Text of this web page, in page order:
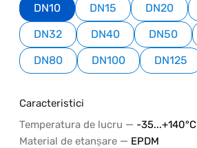
DN10 DN15 DN20
DN32
DN40 DN50
DN80
DN100 DN125
Caracteristici
Temperatura de lucru — -35...+140°C
Material de etanșare — EPDM